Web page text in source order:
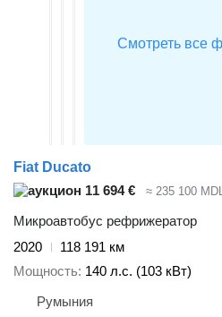
Fiat Ducato
11 694 €
≈ 235 100 MDL
Микроавтобус рефрижератор
2020
118 191 км
Мощность 140 л.с. (103 кВт)
Румыния